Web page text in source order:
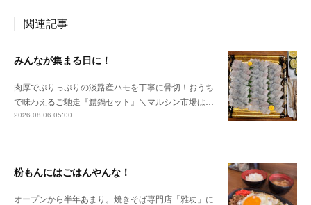
関連記事
みんなが集まる日に！
肉厚でぷりっぷりの淡路産ハモを丁寧に骨切！おうち
で味わえるご馳走『鱧鍋セット』＼マルシン市場は…
2026.08.06 05:00
粉もんにはごはんやんな！
オープンから半年あまり。焼きそば専門店「雅功」に